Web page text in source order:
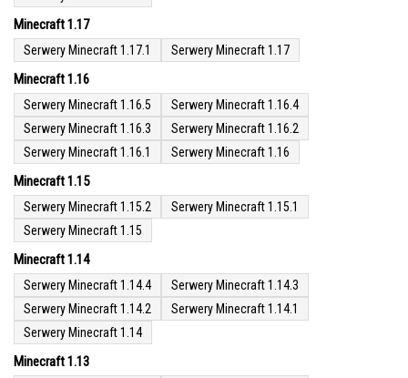
Minecraft 1.17
Serwery Minecraft 1.17.1 Serwery Minecraft 1.17
Minecraft 1.16
Serwery Minecraft 1.16.5
Serwery Minecraft 1.16.4
Serwery Minecraft 1.16.3
Serwery Minecraft 1.16.2
Serwery Minecraft 1.16.1
Serwery Minecraft 1.16
Minecraft 1.15
Serwery Minecraft 1.15.2
Serwery Minecraft 1.15.1
Serwery Minecraft 1.15
Minecraft 1.14
Serwery Minecraft 1.14.4
Serwery Minecraft 1.14.3
Serwery Minecraft 1.14.2
Serwery Minecraft 1.14.1
Serwery Minecraft 1.14
Minecraft 1.13